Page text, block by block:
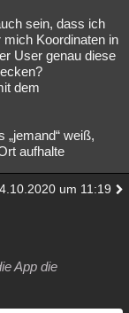
sein, dass ich
mich Koordinaten in
User genau diese
dem
„jemand“ weiß,
aufhalte
um 11:19
App die